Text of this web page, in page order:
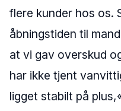
flere kunder hos os.
åbningstiden til
at vi gav overskud
har ikke tjent
ligget stabilt på